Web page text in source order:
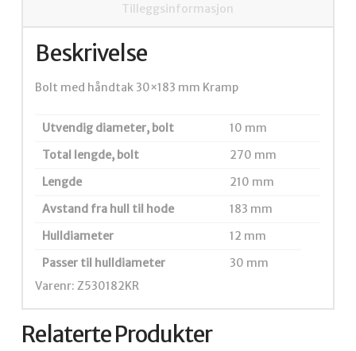
Tilleggsinformasjon
Beskrivelse
Bolt med håndtak 30×183 mm Kramp
Utvendig diameter, bolt
10 mm
Total lengde, bolt
270 mm
Lengde
210 mm
Avstand fra hull til hode
183 mm
Hulldiameter
12 mm
Passer til hulldiameter
30 mm
Varenr: Z530182KR
Relaterte Produkter